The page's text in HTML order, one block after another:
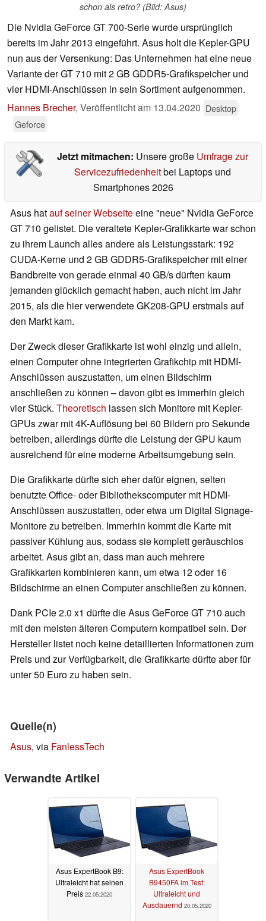
schon als retro? (Bild: Asus)
Die Nvidia GeForce GT 700-Serie wurde ursprünglich
bereits im Jahr 2013 eingeführt. Asus holt die Kepler-GPU
nun aus der Versenkung: Das Unternehmen hat eine neue
Variante der GT 710 mit 2 GB GDDR5-Grafikspeicher und
vier HDMI-Anschlüssen in sein Sortiment aufgenommen.
Hannes Brecher, Veröffentlicht am 13.04.2020 Desktop
Geforce
Jetzt mitmachen: Unsere große Umfrage zur
Servicezufriedenheitbei Laptops und
Smartphones 2026
Asus hatauf seiner Webseiteeine "neue" Nvidia GeForce
GT 710 gelistet. Die veraltete Kepler-Grafikkarte war schon
zu ihrem Launch alles andere als Leistungsstark: 192
CUDA-Kerne und 2 GB GDDR5-Grafikspeicher mit einer
Bandbreite von gerade einmal 40 GB/s dürften kaum
jemanden glücklich gemacht haben, auch nicht im Jahr
2015, als die hier verwendete GK208-GPU erstmals auf
den Markt kam.
Der Zweck dieser Grafikkarte ist wohl einzig und allein,
einen Computer ohne integrierten Grafikchip mit HDMI-
Anschlüssen auszustatten, um einen Bildschirm
anschließen zu können – davon gibt es immerhin gleich
vier Stück. Theoretisch lassen sich Monitore mit Kepler-
GPUs zwar mit 4K-Auflösung bei 60 Bildern pro Sekunde
betreiben, allerdings dürfte die Leistung der GPU kaum
ausreichend für eine moderne Arbeitsumgebung sein.
Die Grafikkarte dürfte sich eher dafür eignen, selten
benutzte Office- oder Bibliothekscomputer mit HDMI-
Anschlüssen auszustatten, oder etwa um Digital Signage-
Monitore zu betreiben. Immerhin kommt die Karte mit
passiver Kühlung aus, sodass sie komplett geräuschlos
arbeitet. Asus gibt an, dass man auch mehrere
Grafikkarten kombinieren kann, um etwa 12 oder 16
Bildschirme an einen Computer anschließen zu können.
Dank PCIe 2.0 x1 dürfte die Asus GeForce GT 710 auch
mit den meisten älteren Computern kompatibel sein. Der
Hersteller listet noch keine detaillierten Informationen zum
Preis und zur Verfügbarkeit, die Grafikkarte dürfte aber für
unter 50 Euro zu haben sein.
Quelle(n)
Asus, via FanlessTech
Verwandte Artikel
Asus ExpertBook B9:
Ultraleicht hat seinen
Preis 22.05.2020
Asus ExpertBook
B9450FA im Test:
Ultraleicht und
Ausdauernd 20.05.2020